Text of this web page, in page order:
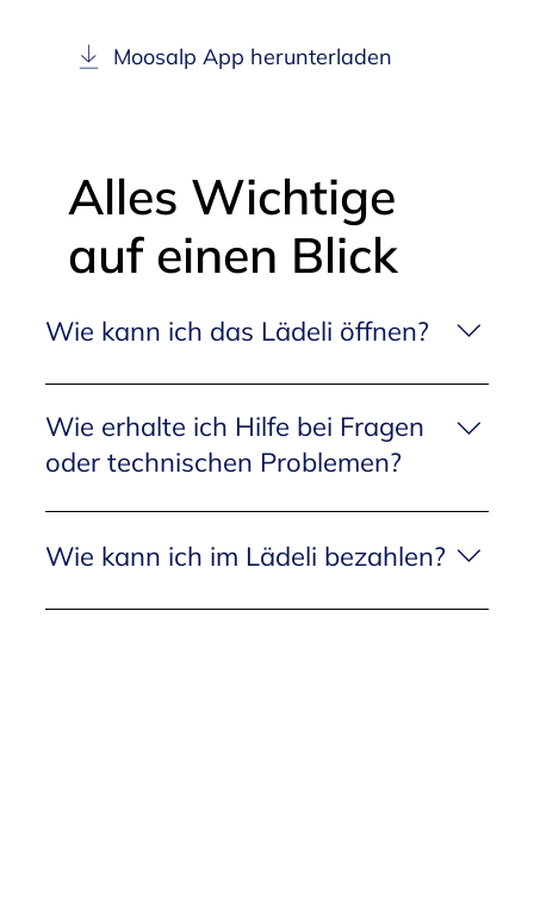
Moosalp App herunterladen
Alles Wichtige
auf einen Blick
Wie kann ich das Lädeli öffnen?
Lade dir die Moosalp App herunter. Öffne die App
und registriere dich. Klicke auf «Mehr» und dann
auf «Moosalp Lädeli». Öffne mit «Türe Lädeli
öffnen» die Tür.
Wie erhalte ich Hilfe bei Fragen
oder technischen Problemen?
Bitte melde dich direkt unter +41 76 822 40 54
oder schreibe eine E-Mail an info@moosalp-
services.ch.
Wie kann ich im Lädeli bezahlen?
Im Lädeli kann mit allen gängigen Kreditkarten